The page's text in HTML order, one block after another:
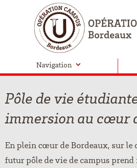
Navigation
Pôle de vie
immersion au cœur
En plein cœur de Bordeaux, sur le
futur pôle de vie de campus